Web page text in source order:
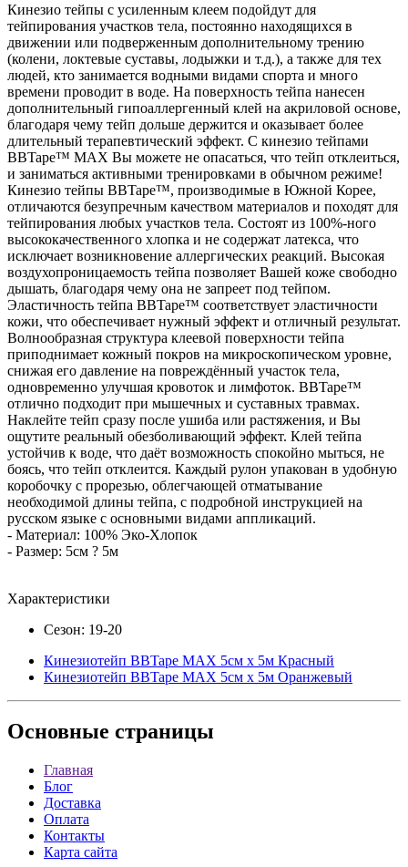
Кинезио тейпы с усиленным клеем подойдут для
тейпирования участков тела, постоянно находящихся в
движении или подверженным дополнительному трению
(колени, локтевые суставы, лодыжки и т.д.), а также для тех
людей, кто занимается водными видами спорта и много
времени проводит в воде. На поверхность тейпа нанесен
дополнительный гипоаллергенный клей на акриловой основе,
благодаря чему тейп дольше держится и оказывает более
длительный терапевтический эффект. С кинезио тейпами
BBTape™ MAX Вы можете не опасаться, что тейп отклеиться,
и заниматься активными тренировками в обычном режиме!
Кинезио тейпы BBTape™, производимые в Южной Корее,
отличаются безупречным качеством материалов и походят для
тейпирования любых участков тела. Состоят из 100%-ного
высококачественного хлопка и не содержат латекса, что
исключает возникновение аллергических реакций. Высокая
воздухопроницаемость тейпа позволяет Вашей коже свободно
дышать, благодаря чему она не запреет под тейпом.
Эластичность тейпа BBTape™ соответствует эластичности
кожи, что обеспечивает нужный эффект и отличный результат.
Волнообразная структура клеевой поверхности тейпа
приподнимает кожный покров на микроскопическом уровне,
снижая его давление на повреждённый участок тела,
одновременно улучшая кровоток и лимфоток. BBTape™
отлично подходит при мышечных и суставных травмах.
Наклейте тейп сразу после ушиба или растяжения, и Вы
ощутите реальный обезболивающий эффект. Клей тейпа
устойчив к воде, что даёт возможность спокойно мыться, не
боясь, что тейп отклеится. Каждый рулон упакован в удобную
коробочку с прорезью, облегчающей отматывание
необходимой длины тейпа, с подробной инструкцией на
русском языке с основными видами аппликаций.
- Материал: 100% Эко-Хлопок
- Размер: 5см ? 5м
Характеристики
Сезон: 19-20
Кинезиотейп BBTape MAX 5см x 5м Красный
Кинезиотейп BBTape MAX 5см x 5м Оранжевый
Основные страницы
Главная
Блог
Доставка
Оплата
Контакты
Карта сайта